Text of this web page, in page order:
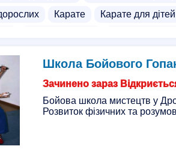
Карате Карате для дітей
для дорослих
дорослих
Школа Бойового
Зачинено зараз
Бойова школа мистецтв у
Розвиток фізичних та